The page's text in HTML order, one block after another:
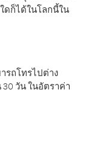
ดก็ได้ในโลกนี้ใน
รถโทรไปต่าง
วัน ในอัตราค่า